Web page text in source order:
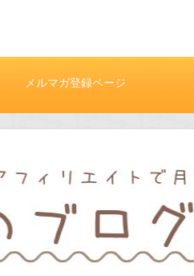
メルマガ登録ページ